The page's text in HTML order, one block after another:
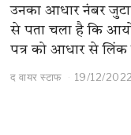
उनका आधार नंबर
से पता चला है कि
पत्र को आधार से लिंक
द वायर स्टाफ 19/12/2022